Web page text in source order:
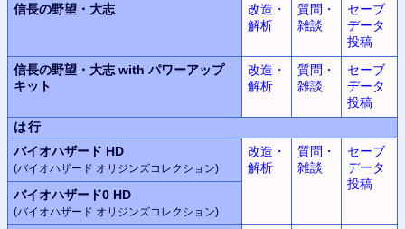
信長の野望・大志
改造・
解析
質問・
雑談
セーブ
データ
投稿
信長の野望・大志 with パワーアップ
キット
改造・
解析
質問・
雑談
セーブ
データ
投稿
は行
バイオハザード HD
(バイオハザード オリジンズコレクション)
改造・
解析
質問・
雑談
セーブ
データ
投稿
バイオハザード0 HD
(バイオハザード オリジンズコレクション)